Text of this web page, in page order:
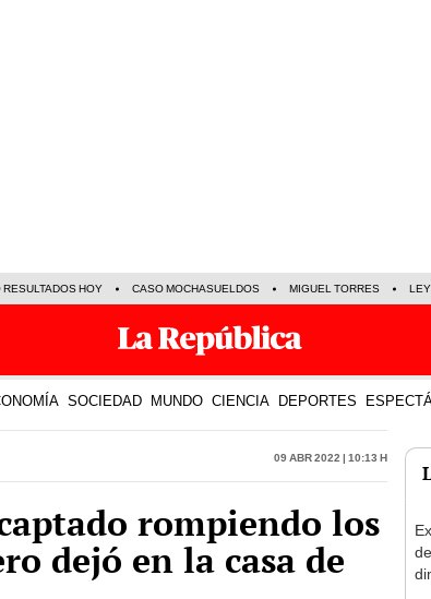
RESULTADOS HOY CASO MOCHASUELDOS MIGUEL TORRES
SOCIEDAD MUNDO CIENCIA DEPORTES
09 Abr 2022 | 10:13 h
rompiendo los
dejó en la casa de